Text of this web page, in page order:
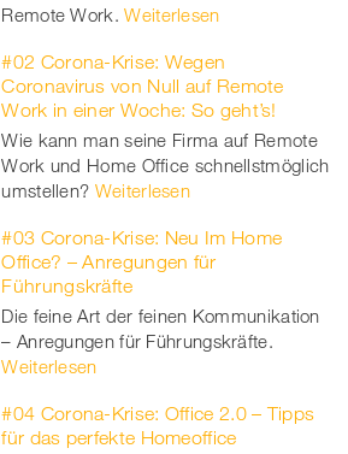
Remote Work. Weiterlesen
#02 Corona-Krise: Wegen
Coronavirus von Null auf Remote
Work in einer Woche: So geht’s!
Wie kann man seine Firma auf Remote
Work und Home Office schnellstmöglich
umstellen? Weiterlesen
#03 Corona-Krise: Neu Im Home
Office? – Anregungen für
Führungskräfte
Die feine Art der feinen Kommunikation
– Anregungen für Führungskräfte.
Weiterlesen
#04 Corona-Krise: Office 2.0 – Tipps
für das perfekte Homeoffice